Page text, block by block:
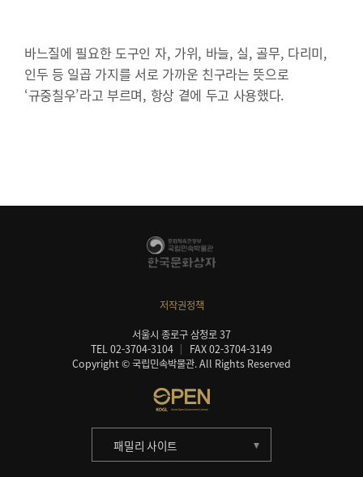
바느질에 필요한 도구인 자, 가위, 바늘, 실, 골무, 다리미,
인두 등 일곱 가지를 서로 가까운 친구라는 뜻으로
‘규중칠우’라고 부르며, 항상 곁에 두고 사용했다.
저작권정책
서울시 종로구 삼청로 37
TEL 02-3704-3104
FAX 02-3704-3149
Copyright © 국립민속박물관. All Rights Reserved
패밀리 사이트